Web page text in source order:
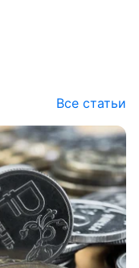
Все статьи